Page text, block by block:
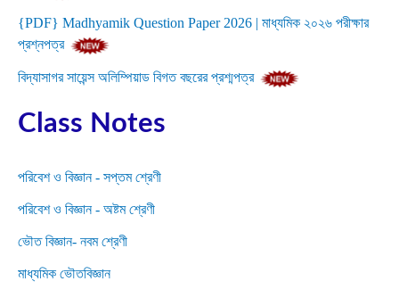
{PDF} Madhyamik Question Paper 2026 | মাধ্যমিক ২০২৬ পরীক্ষার
প্রশ্নপত্র
বিদ্যাসাগর সায়েন্স অলিম্পিয়াড বিগত বছরের প্রশ্মপত্র
Class Notes
পরিবেশ ও বিজ্ঞান - সপ্তম শ্রেণী
পরিবেশ ও বিজ্ঞান - অষ্টম শ্রেণী
ভৌত বিজ্ঞান- নবম শ্রেণী
মাধ্যমিক ভৌতবিজ্ঞান